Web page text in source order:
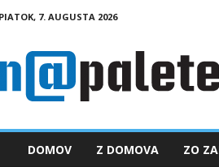
PIATOK, 7. AUGUSTA 2026
DOMOV Z DOMOVA ZO